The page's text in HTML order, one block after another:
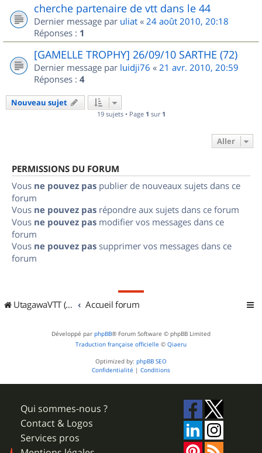
cherche partenaire de vtt dans le 44
Dernier message par uliat « 24 août 2010, 20:18
Réponses : 1
[GAMELLE TROPHY] 26/09/10 SARTHE (72)
Dernier message par luidji76 « 21 avr. 2010, 20:59
Réponses : 4
Nouveau sujet
19 sujets • Page 1 sur 1
Aller
PERMISSIONS DU FORUM
Vous ne pouvez pas publier de nouveaux sujets dans ce
forum
Vous ne pouvez pas répondre aux sujets dans ce forum
Vous ne pouvez pas modifier vos messages dans ce
forum
Vous ne pouvez pas supprimer vos messages dans ce
forum
UtagawaVTT (Randos VTT et VTTAE avec traces GPS) Accueil forum
Développé par phpBB® Forum Software © phpBB Limited
Traduction française officielle © Qiaeru
Optimized by: phpBB SEO
Confidentialité | Conditions
Qui sommes-nous ?
Contact & Logos
Services pros